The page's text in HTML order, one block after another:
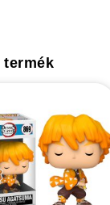
termék